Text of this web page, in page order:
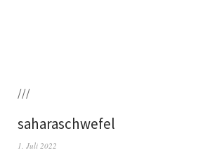
///
saharaschwefel
1. Juli 2022